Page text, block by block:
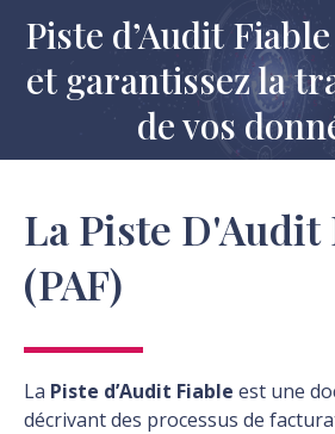
Piste d’Audit
et garantissez la
de vos
Vous êtes ici :
La Piste D'Audit
(PAF)
La Piste d’Audit Fiable est une
décrivant des processus de